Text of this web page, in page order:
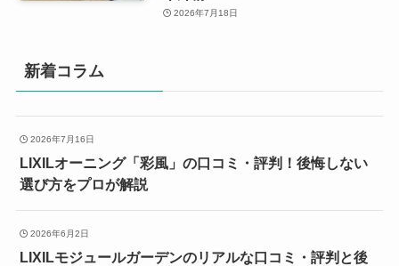
2026年7月18日
新着コラム
2026年7月16日
LIXILオーニング「彩風」の口コミ・評判！後悔しない
選び方をプロが解説
2026年6月2日
LIXILモジュールガーデンのリアルな口コミ・評判と後